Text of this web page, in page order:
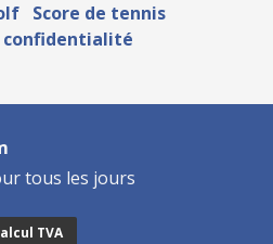
Score de tennis
confidentialité
tous les jours
TVA